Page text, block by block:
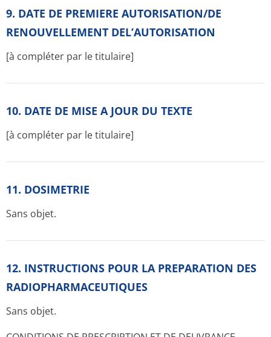
9. DATE DE PREMIERE AUTORISATION/DE
RENOUVELLEMENT DEL’AUTORISATION
[à compléter par le titulaire]
10. DATE DE MISE A JOUR DU TEXTE
[à compléter par le titulaire]
11. DOSIMETRIE
Sans objet.
12. INSTRUCTIONS POUR LA PREPARATION DES
RADIOPHARMACE­UTIQUES
Sans objet.